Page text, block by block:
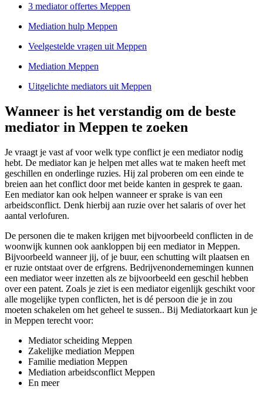
3 mediator offertes Meppen
Mediation hulp Meppen
Veelgestelde vragen uit Meppen
Mediation Meppen
Uitgelichte mediators uit Meppen
Wanneer is het verstandig om de beste
mediator in Meppen te zoeken
Je vraagt je vast af voor welk type conflict je een mediator nodig
hebt. De mediator kan je helpen met alles wat te maken heeft met
geschillen en onderlinge ruzies. Hij zal proberen om een einde te
breien aan het conflict door met beide kanten in gesprek te gaan.
Een mediator kan ook helpen wanneer er sprake is van een
arbeidsconflict. Denk hierbij aan ruzie over het salaris of over het
aantal verlofuren.
De personen die te maken krijgen met bijvoorbeeld conflicten in de
woonwijk kunnen ook aankloppen bij een mediator in Meppen.
Bijvoorbeeld wanneer jij, of je buur, een schutting wilt plaatsen en
er ruzie ontstaat over de erfgrens. Bedrijvenondernemingen kunnen
een mediator weer inzetten als ze bijvoorbeeld een geschil hebben
over een patent. Zoals je ziet is een mediator eigenlijk geschikt voor
alle mogelijke typen conflicten, het is dé persoon die je in zou
moeten schakelen om het geheel te sussen.. Bij Mediatorkaart kun je
in Meppen terecht voor:
Mediator scheiding Meppen
Zakelijke mediation Meppen
Familie mediation Meppen
Mediation arbeidsconflict Meppen
En meer